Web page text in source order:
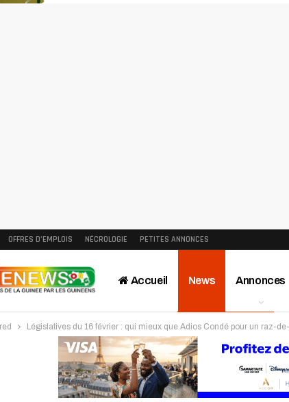
OFFRES D’EMPLOIS NÉCROLOGIE PETITES ANNONCES
Accueil News Annonces
Interviews Publireportage
Législatives du 16 février : qui mieux que Adios Condé pour un raz-